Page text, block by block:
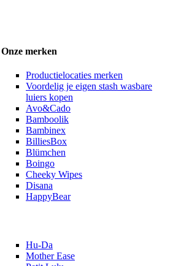
Onze merken
Productielocaties merken
Voordelig je eigen stash wasbare
luiers kopen
Avo&Cado
Bamboolik
Bambinex
BilliesBox
Blümchen
Boingo
Cheeky Wipes
Disana
HappyBear
Hu-Da
Mother Ease